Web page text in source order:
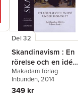
Del 32
Skandinavism : En
rörelse och en idé
under 1800-talet
Makadam förlag
Inbunden, 2014
349 kr